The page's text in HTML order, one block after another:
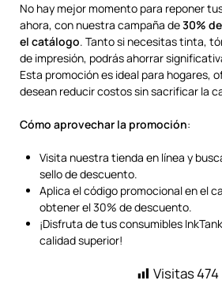
No hay mejor momento para reponer
ahora, con nuestra campaña de30%
el catálogo. Tanto si necesitas tinta,
de impresión, podrás ahorrar
Esta promoción es ideal para hogares,
desean reducir costos sin sacrificar la
Cómo aprovechar la promoción:
Visita nuestra tienda en línea y
sello de descuento.
Aplica el código promocional en el
obtener el 30% de descuento.
¡Disfruta de tus consumibles
calidad superior!
Visitas474